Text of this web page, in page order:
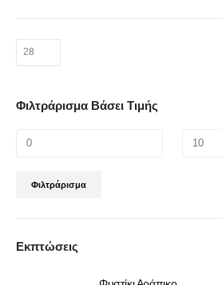
Φιλτράρισμα Βάσει Τιμής
Φιλτράρισμα
Εκπτώσεις